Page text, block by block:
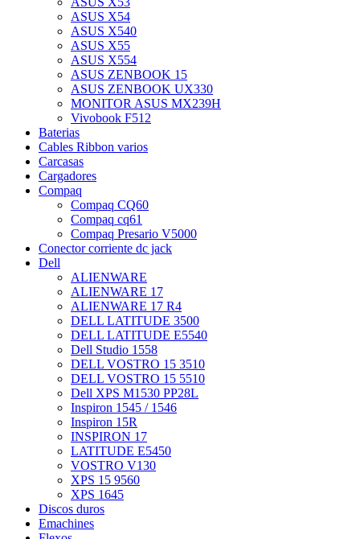
ASUS X54
ASUS X540
ASUS X55
ASUS X554
ASUS ZENBOOK 15
ASUS ZENBOOK UX330
MONITOR ASUS MX239H
Vivobook F512
Baterias
Cables Ribbon varios
Carcasas
Cargadores
Compaq
Compaq CQ60
Compaq cq61
Compaq Presario V5000
Conector corriente dc jack
Dell
ALIENWARE
ALIENWARE 17
ALIENWARE 17 R4
DELL LATITUDE 3500
DELL LATITUDE E5540
Dell Studio 1558
DELL VOSTRO 15 3510
DELL VOSTRO 15 5510
Dell XPS M1530 PP28L
Inspiron 1545 / 1546
Inspiron 15R
INSPIRON 17
LATITUDE E5450
VOSTRO V130
XPS 15 9560
XPS 1645
Discos duros
Emachines